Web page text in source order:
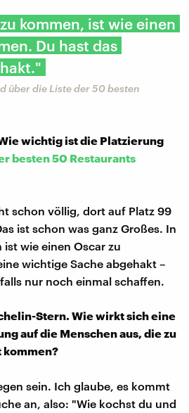
kommen, ist wie einen
Du hast das
über die Liste der 50 besten
wichtig ist die Platzierung
besten 50 Restaurants
schon völlig, dort auf Platz 99
ist schon was ganz Großes. In
wie einen Oscar zu
wichtige Sache abgehakt –
nur noch einmal schaffen.
Stern. Wie wirkt sich eine
auf die Menschen aus, die zu
kommen?
sein. Ich glaube, es kommt
an, also: "Wie kochst du und